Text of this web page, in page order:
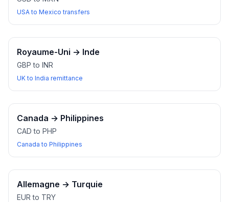
USA to Mexico transfers
Royaume-Uni → Inde
GBP to INR
UK to India remittance
Canada → Philippines
CAD to PHP
Canada to Philippines
Allemagne → Turquie
EUR to TRY